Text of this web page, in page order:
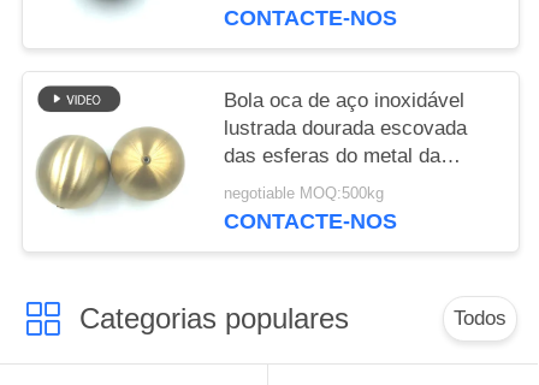
CONTACTE-NOS
Bola oca de aço inoxidável
lustrada dourada escovada
das esferas do metal da
cavidade da linha fina com
porca
negotiable MOQ:500kg
CONTACTE-NOS
Categorias populares Todos